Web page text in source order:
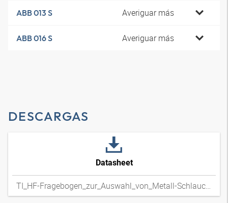
ABB 013 S Averiguar más
ABB 016 S Averiguar más
DESCARGAS
Datasheet
TI_HF-Fragebogen_zur_Auswahl_von_Metall-Schlauchleitungen_DExpdf